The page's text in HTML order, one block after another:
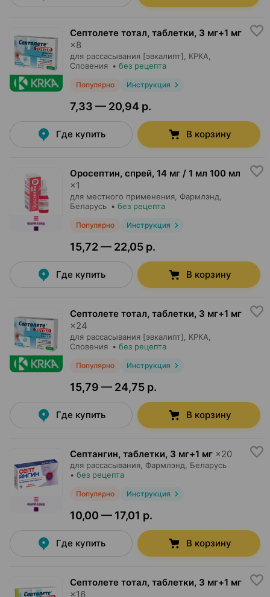
Септолете тотал, таблетки, 3 мг+1 мг
×8
для рассасывания [эвкалипт], КРКА
Словения • без рецепта
Популярно Инструкция
7,33 — 20,94 р.
Где купить В корзину
Оросептин, спрей, 14 мг / 1 мл 100 мл
×1
для местного применения, Фармлэнд
Беларусь • без рецепта
Популярно Инструкция
15,72 — 22,05 р.
Где купить В корзину
Септолете тотал, таблетки, 3 мг+1 мг
×24
для рассасывания [эвкалипт], КРКА
Словения • без рецепта
Популярно Инструкция
15,79 — 24,75 р.
Где купить В корзину
Септангин, таблетки, 3 мг+1 мг ×20
для рассасывания, Фармлэнд , Беларусь
• без рецепта
Популярно Инструкция
10,00 — 17,01 р.
Где купить В корзину
Септолете тотал, таблетки, 3 мг+1 мг
×16